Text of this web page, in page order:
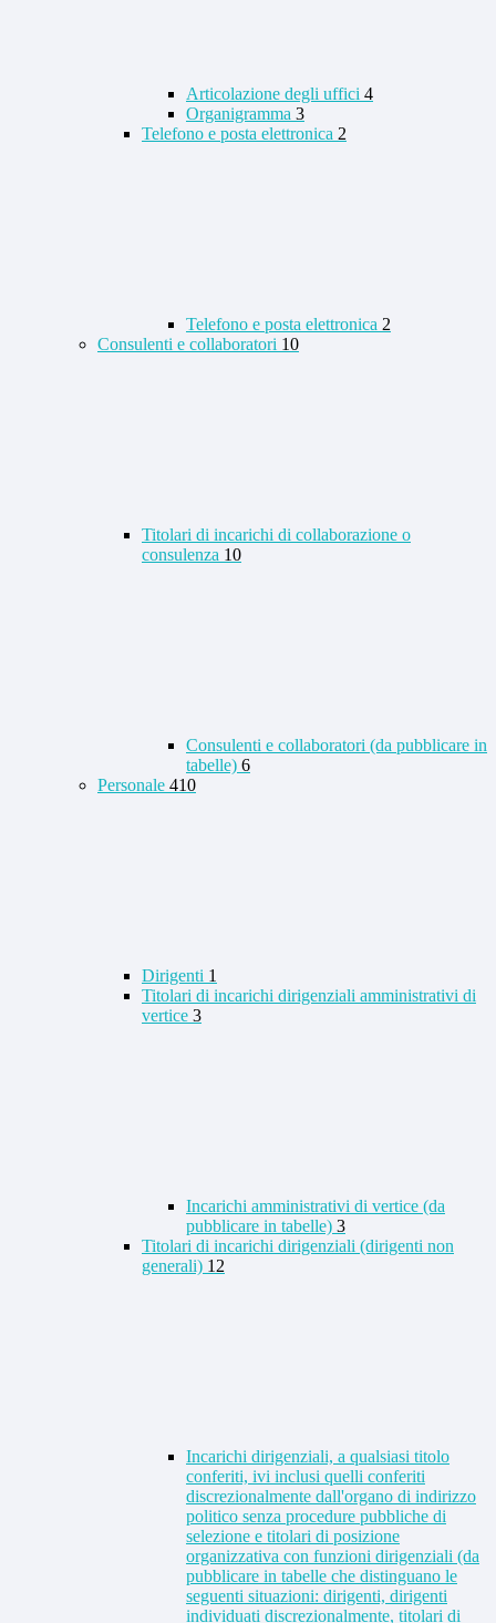
Articolazione degli uffici 4
Organigramma 3
Telefono e posta elettronica 2
Telefono e posta elettronica 2
Consulenti e collaboratori 10
Titolari di incarichi di collaborazione o
consulenza 10
Consulenti e collaboratori (da pubblicare in
tabelle) 6
Personale 410
Dirigenti 1
Titolari di incarichi dirigenziali amministrativi di
vertice 3
Incarichi amministrativi di vertice (da
pubblicare in tabelle) 3
Titolari di incarichi dirigenziali (dirigenti non
generali) 12
Incarichi dirigenziali, a qualsiasi titolo
conferiti, ivi inclusi quelli conferiti
discrezionalmente dall'organo di indirizzo
politico senza procedure pubbliche di
selezione e titolari di posizione
organizzativa con funzioni dirigenziali (da
pubblicare in tabelle che distinguano le
seguenti situazioni: dirigenti, dirigenti
individuati discrezionalmente, titolari di